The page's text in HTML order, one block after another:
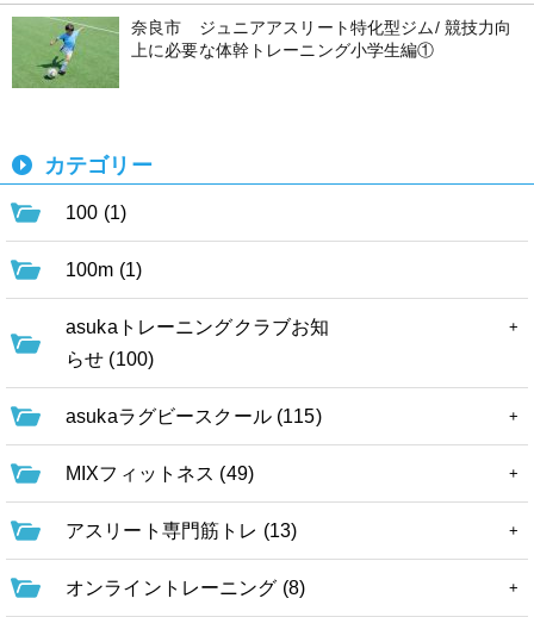
奈良市 ジュニアアスリート特化型ジム/ 競技力向
上に必要な体幹トレーニング小学生編①
カテゴリー
100 (1)
100m (1)
asukaトレーニングクラブお知
らせ (100)
asukaラグビースクール (115)
MIXフィットネス (49)
アスリート専門筋トレ (13)
オンライントレーニング (8)